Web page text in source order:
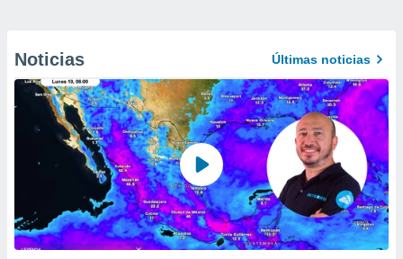
Noticias Últimas noticias